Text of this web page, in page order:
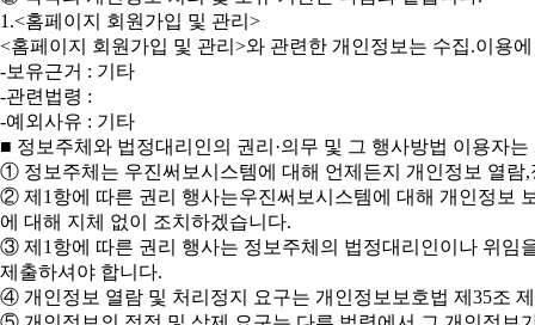
1.<홈페이지 회원가입 및 관리>
<홈페이지 회원가입 및 관리>와 관련한 개인정보는 수집.이용
-보유근거 : 기타
-관련법령 :
-예외사유 : 기타
■ 정보주체와 법정대리인의 권리·의무 및 그 행사방법 이용자
① 정보주체는 우진써보시스템에 대해 언제든지 개인정보 열
② 제1항에 따른 권리 행사는우진써보시스템에 대해 개인정보
에 대해 지체 없이 조치하겠습니다.
③ 제1항에 따른 권리 행사는 정보주체의 법정대리인이나 위임
제출하셔야 합니다.
④ 개인정보 열람 및 처리정지 요구는 개인정보보호법 제35조